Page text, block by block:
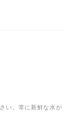
い。常に新鮮な水が